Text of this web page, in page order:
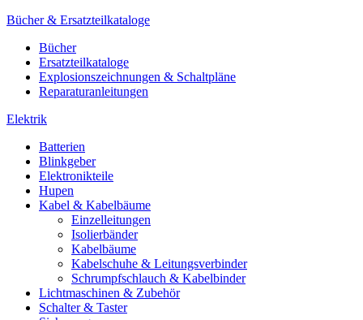
Bücher & Ersatzteilkataloge
Bücher
Ersatzteilkataloge
Explosionszeichnungen & Schaltpläne
Reparaturanleitungen
Elektrik
Batterien
Blinkgeber
Elektronikteile
Hupen
Kabel & Kabelbäume
Einzelleitungen
Isolierbänder
Kabelbäume
Kabelschuhe & Leitungsverbinder
Schrumpfschlauch & Kabelbinder
Lichtmaschinen & Zubehör
Schalter & Taster